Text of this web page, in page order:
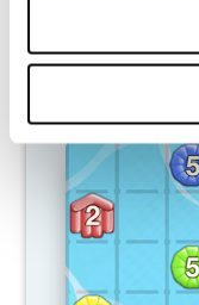
nous rend moins
qui nous rend moins